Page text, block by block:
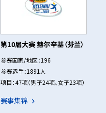
第10届大赛 赫尔辛基（芬兰）
参赛国家/地区：196
参赛选手：1891人
项目：47项（男子24项、女子23项）
赛事集锦